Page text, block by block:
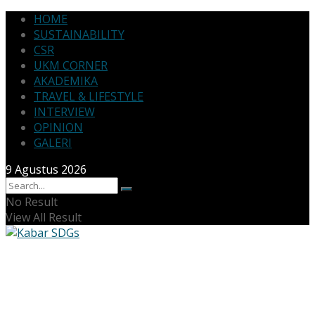
HOME
SUSTAINABILITY
CSR
UKM CORNER
AKADEMIKA
TRAVEL & LIFESTYLE
INTERVIEW
OPINION
GALERI
9 Agustus 2026
No Result
View All Result